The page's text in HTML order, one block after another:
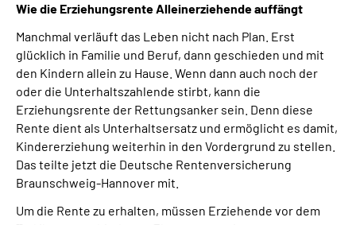
Über uns
Online-Services
Inhalte in Gebärdensprache (DGS)
Leichte Sprache
Suche
Wie die Erziehungsrente Alleinerziehende auffängt
Manchmal verläuft das Leben nicht nach Plan. Erst
glücklich in Familie und Beruf, dann geschieden und mit
den Kindern allein zu Hause. Wenn dann auch noch der
oder die Unterhaltszahlende stirbt, kann die
Erziehungsrente der Rettungsanker sein. Denn diese
Rente dient als Unterhaltsersatz und ermöglicht es damit,
Kindererziehung weiterhin in den Vordergrund zu stellen.
Das teilte jetzt die Deutsche Rentenversicherung
Braunschweig-Hannover mit.
Um die Rente zu erhalten, müssen Erziehende vor dem